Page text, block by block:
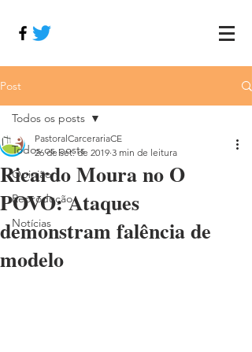
Post
Todos os posts
Opinião
Reprodução
Notícias
Todos os posts
Ricardo Moura no O
POVO: Ataques
demonstram falência de
modelo
PastoralCarcerariaCE
26 de set. de 2019 3 min de leitura